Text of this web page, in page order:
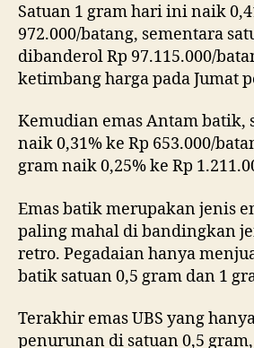
Satuan 1 gram hari ini naik
972.000/batang, sementara
dibanderol Rp 97.115.000/
ketimbang harga pada Jumat
Kemudian emas Antam batik,
naik 0,31% ke Rp 653.000/
gram naik 0,25% ke Rp
Emas batik merupakan jenis
paling mahal di bandingkan
retro. Pegadaian hanya
batik satuan 0,5 gram dan 1
Terakhir emas UBS yang
penurunan di satuan 0,5